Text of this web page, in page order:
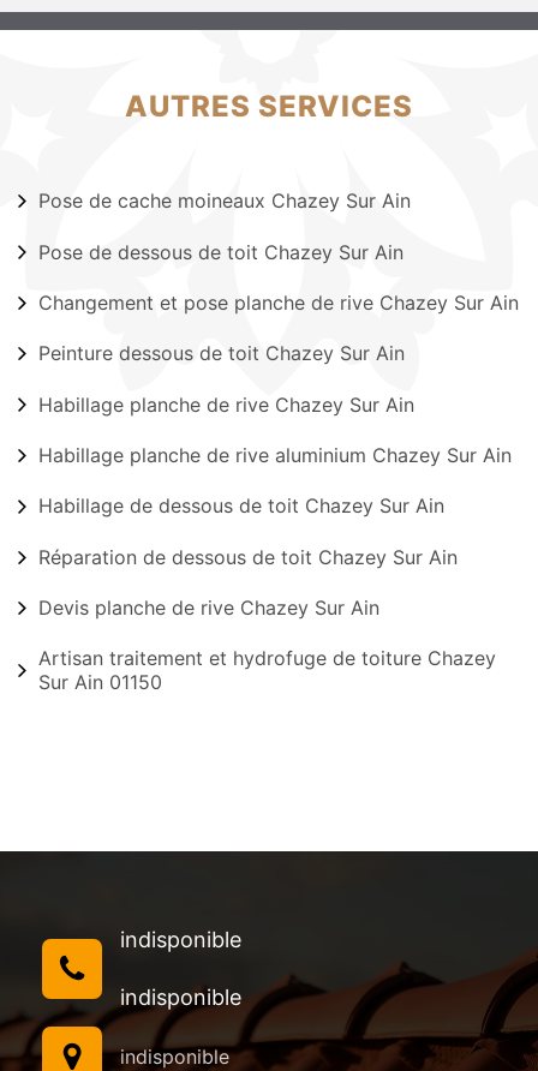
AUTRES SERVICES
Pose de cache moineaux Chazey Sur Ain
Pose de dessous de toit Chazey Sur Ain
Changement et pose planche de rive Chazey Sur Ain
Peinture dessous de toit Chazey Sur Ain
Habillage planche de rive Chazey Sur Ain
Habillage planche de rive aluminium Chazey Sur Ain
Habillage de dessous de toit Chazey Sur Ain
Réparation de dessous de toit Chazey Sur Ain
Devis planche de rive Chazey Sur Ain
Artisan traitement et hydrofuge de toiture Chazey
Sur Ain 01150
indisponible
indisponible
indisponible